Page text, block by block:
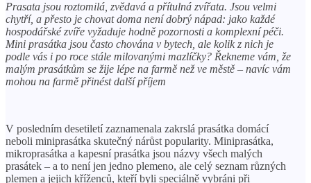
Prasata jsou roztomilá, zvědavá a přítulná zvířata. Jsou velmi
chytří, a přesto je chovat doma není dobrý nápad: jako každé
hospodářské zvíře vyžaduje hodně pozornosti a komplexní péči.
Mini prasátka jsou často chována v bytech, ale kolik z nich je
podle vás i po roce stále milovanými mazlíčky? Řekneme vám, že
malým prasátkům se žije lépe na farmě než ve městě – navíc vám
mohou na farmě přinést další příjem
V posledním desetiletí zaznamenala zakrslá prasátka domácí
neboli miniprasátka skutečný nárůst popularity. Miniprasátka,
mikroprasátka a kapesní prasátka jsou názvy všech malých
prasátek – a to není jen jedno plemeno, ale celý seznam různých
plemen a jejich kříženců, kteří byli speciálně vybráni při